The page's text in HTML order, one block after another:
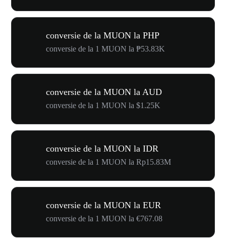
conversie de la MUON la PHP
conversie de la 1 MUON la ₱53.83K
conversie de la MUON la AUD
conversie de la 1 MUON la $1.25K
conversie de la MUON la IDR
conversie de la 1 MUON la Rp15.83M
conversie de la MUON la EUR
conversie de la 1 MUON la €767.08